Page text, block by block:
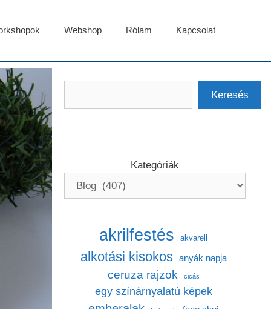
Webshop Rólam Kapcsolat
Keresés
Kategóriák
akrilfestés akvarell
alkotási kisokos anyák napja
ceruza rajzok cicás
egy színárnyalatú képek